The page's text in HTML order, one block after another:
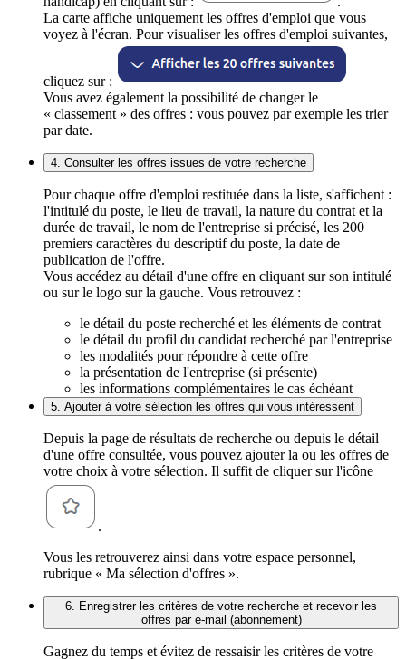
La carte affiche uniquement les offres d'emploi que vous
voyez à l'écran. Pour visualiser les offres d'emploi suivantes,
cliquez sur :
Vous avez également la possibilité de changer le
« classement » des offres : vous pouvez par exemple les trier
par date.
4. Consulter les offres issues de votre recherche
Pour chaque offre d'emploi restituée dans la liste, s'affichent :
l'intitulé du poste, le lieu de travail, la nature du contrat et la
durée de travail, le nom de l'entreprise si précisé, les 200
premiers caractères du descriptif du poste, la date de
publication de l'offre.
Vous accédez au détail d'une offre en cliquant sur son intitulé
ou sur le logo sur la gauche. Vous retrouvez :
le détail du poste recherché et les éléments de contrat
le détail du profil du candidat recherché par l'entreprise
les modalités pour répondre à cette offre
la présentation de l'entreprise (si présente)
les informations complémentaires le cas échéant
5. Ajouter à votre sélection les offres qui vous intéressent
Depuis la page de résultats de recherche ou depuis le détail
d'une offre consultée, vous pouvez ajouter la ou les offres de
votre choix à votre sélection. Il suffit de cliquer sur l'icône
.
Vous les retrouverez ainsi dans votre espace personnel,
rubrique « Ma sélection d'offres ».
6. Enregistrer les critères de votre recherche et recevoir les
offres par e-mail (abonnement)
Gagnez du temps et évitez de ressaisir les critères de votre